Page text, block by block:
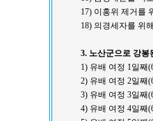
17) 이홍위 제거를
18) 의경세자를 위
3. 노산군으로 강봉
1) 유배 여정 1일째
2) 유배 여정 2일째
3) 유배 여정 3일째
4) 유배 여정 4일째